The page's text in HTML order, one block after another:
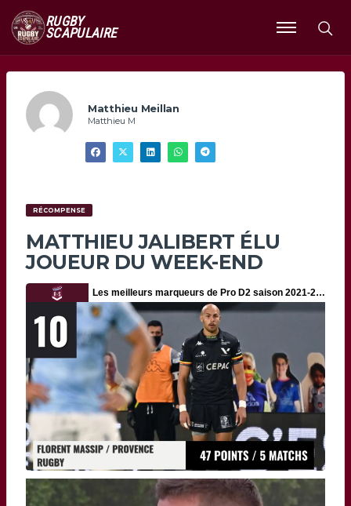
RUGBY
SCAPULAIRE
Ouvrir
le
Matthieu Meillan
Matthieu M
RÉCOMPENSE
MATTHIEU JALIBERT ÉLU
JOUEUR DU WEEK-END